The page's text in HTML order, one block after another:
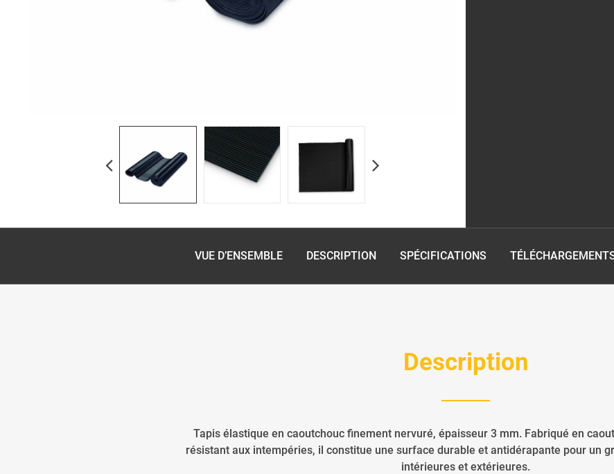
VUE D’ENSEMBLE DESCRIPTION SPÉCIFICATIONS
Description
Tapis élastique en caoutchouc finement nervuré, épaisseur 3 mm. Fabriqué en
résistant aux intempéries, il constitue une surface durable et antidérapante pour un
intérieures et extérieures.